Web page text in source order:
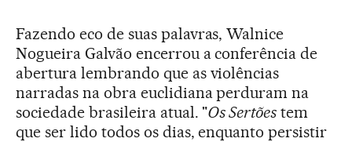
Fazendo eco de suas palavras, Walnice
Nogueira Galvão encerrou a conferência de
abertura lembrando que as violências
narradas na obra euclidiana perduram na
sociedade brasileira atual. "Os Sertões tem
que ser lido todos os dias, enquanto persistir